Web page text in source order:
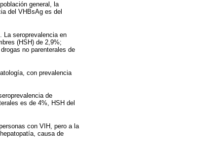
general, la
del VHBsAg es del
La seroprevalencia en
(HSH) de 2,9%;
no parenterales de
con prevalencia
de
es de 4%, HSH del
con VIH, pero a la
causa de